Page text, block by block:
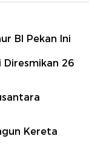
BI Pekan Ini
Diresmikan 26
Kereta